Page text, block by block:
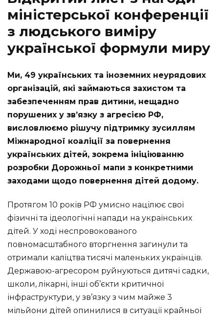
міністерської конференції
з людського виміру
української формули миру
Ми, 49 українських та іноземних неурядових
організацій, які займаються захистом та
забезпеченням прав дитини, нещадно
порушених у зв’язку з агресією РФ,
висловлюємо рішучу підтримку зусиллям
Міжнародної коаліції за повернення
українських дітей, зокрема ініціюванню
розробки Дорожньої мапи з конкретними
заходами щодо повернення дітей додому.
Протягом 10 років РФ умисно націлює свої
фізичні та ідеологічні напади на українських
дітей. У ході неспровокованого
повномасштабного вторгнення загинули та
отримали каліцтва тисячі маленьких українців.
Державою-агресором руйнуються дитячі садки,
школи, лікарні, інші об’єкти критичної
інфраструктури, у зв’язку з чим майже 3
мільйони дітей опинилися в ситуації крайньої